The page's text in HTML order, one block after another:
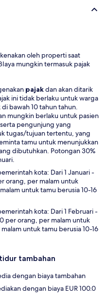
oleh properti saat
mungkin termasuk pajak
pajakdan akan ditarik
ini tidak berlaku untuk warga
di bawah 10 tahun tahun.
mungkin berlaku untuk pasien
pengunjung yang
tugas/tujuan tertentu, yang
tamu untuk menunjukkan
dibutuhkan. Potongan 30%
kota: Dari 1 Januari -
orang, per malam untuk
untuk tamu berusia 10-16
kota: Dari 1 Februari -
per orang, per malam untuk
untuk tamu berusia 10-16
tambahan
dengan biaya tambahan
dengan biaya EUR 100.0